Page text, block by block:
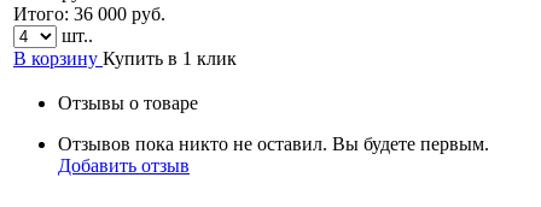
Итого: 36 000 руб.
шт..
В корзину Купить в 1 клик
Отзывы о товаре
Отзывов пока никто не оставил. Вы будете первым.
Добавить отзыв